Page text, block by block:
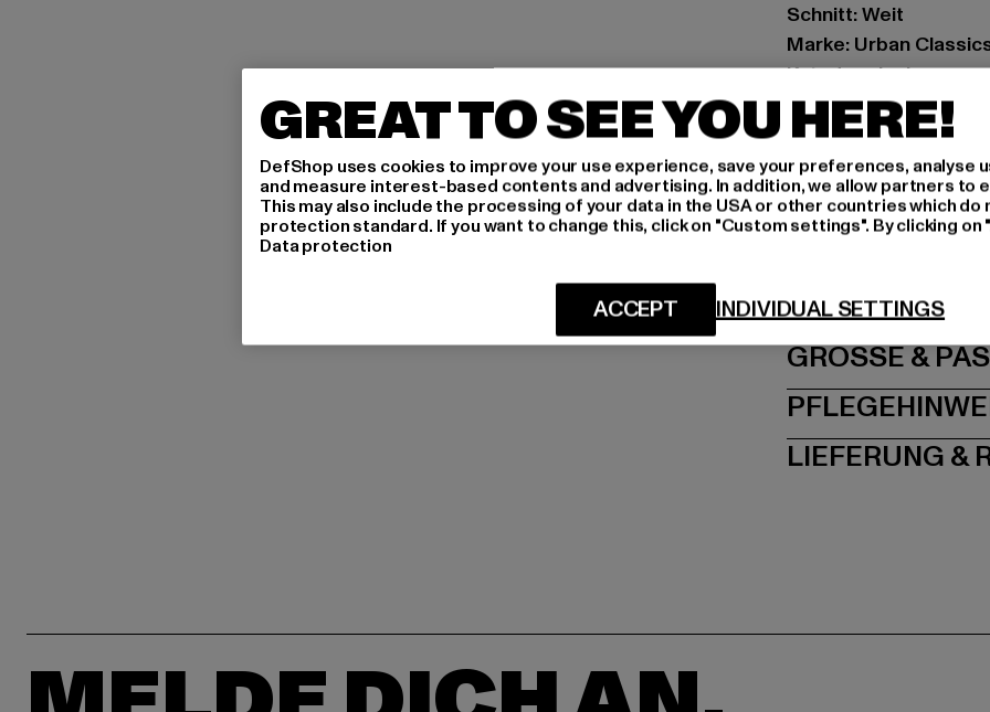
Schnitt: Weit
Marke: Urban
Kat.: Jogginghosen
Farbe: rosa
Hersteller Farbe:
Art.Nr: TB2597-02913
Dr.-Robert-Murjahn-
GRÖSSE
LIEFERUNG &
GREAT TO SEE YOU HERE!
DefShop uses cookies to improve your use experience, save your preferences, analyse
and measure interest-based contents and advertising. In addition, we allow partners to
This may also include the processing of your data in the USA or other countries which do
protection standard. If you want to change this, click on "Custom settings". By clicking
Data protection
INDIVIDUAL SETTINGS
ACCEPT